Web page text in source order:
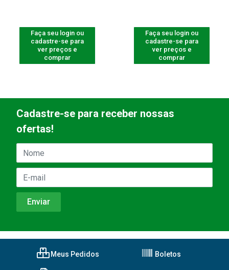
Faça seu login ou
cadastre-se para
ver preços e
comprar
Faça seu login ou
cadastre-se para
ver preços e
comprar
Cadastre-se para receber nossas
ofertas!
Meus Pedidos Boletos